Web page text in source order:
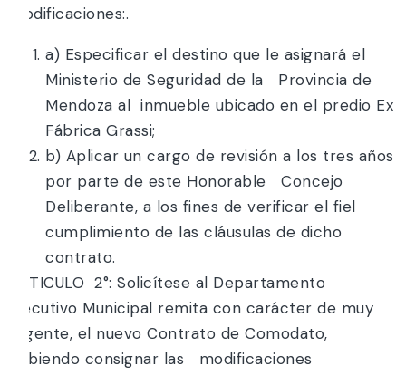
modificaciones:.
a) Especificar el destino que le asignará el
Ministerio de Seguridad de la Provincia de
Mendoza al inmueble ubicado en el predio Ex
Fábrica Grassi;
b) Aplicar un cargo de revisión a los tres años
por parte de este Honorable Concejo
Deliberante, a los fines de verificar el fiel
cumplimiento de las cláusulas de dicho
contrato.
ARTICULO 2°: Solicítese al Departamento
Ejecutivo Municipal remita con carácter de muy
urgente, el nuevo Contrato de Comodato,
debiendo consignar las modificaciones